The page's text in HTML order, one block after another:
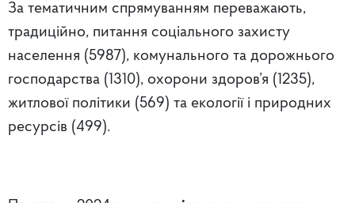
За тематичним спрямуванням переважають,
традиційно, питання соціального захисту
населення (5987), комунального та дорожнього
господарства (1310), охорони здоров’я (1235),
житлової політики (569) та екології і природних
ресурсів (499).